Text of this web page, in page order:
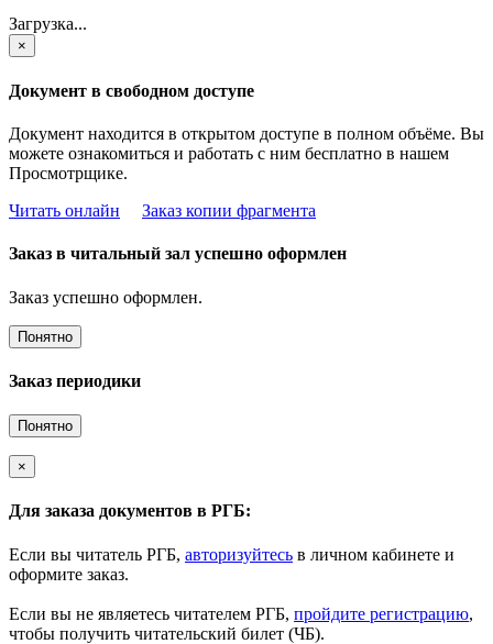
Загрузка...
×
Документ в свободном доступе
Документ находится в открытом доступе в полном объёме. Вы
можете ознакомиться и работать с ним бесплатно в нашем
Просмотрщике.
Читать онлайн
Заказ копии фрагмента
Заказ в читальный зал успешно оформлен
Заказ успешно оформлен.
Понятно
Заказ периодики
Понятно
×
Для заказа документов в РГБ:
Если вы читатель РГБ, авторизуйтесь в личном кабинете и
оформите заказ.
Если вы не являетесь читателем РГБ, пройдите регистрацию,
чтобы получить читательский билет (ЧБ).